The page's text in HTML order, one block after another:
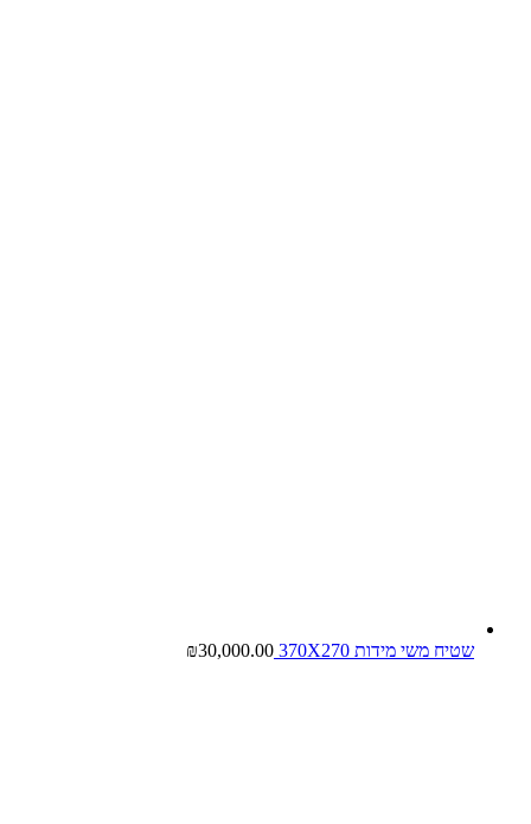
שטיח משי מידות 370X270 ₪30,000.00